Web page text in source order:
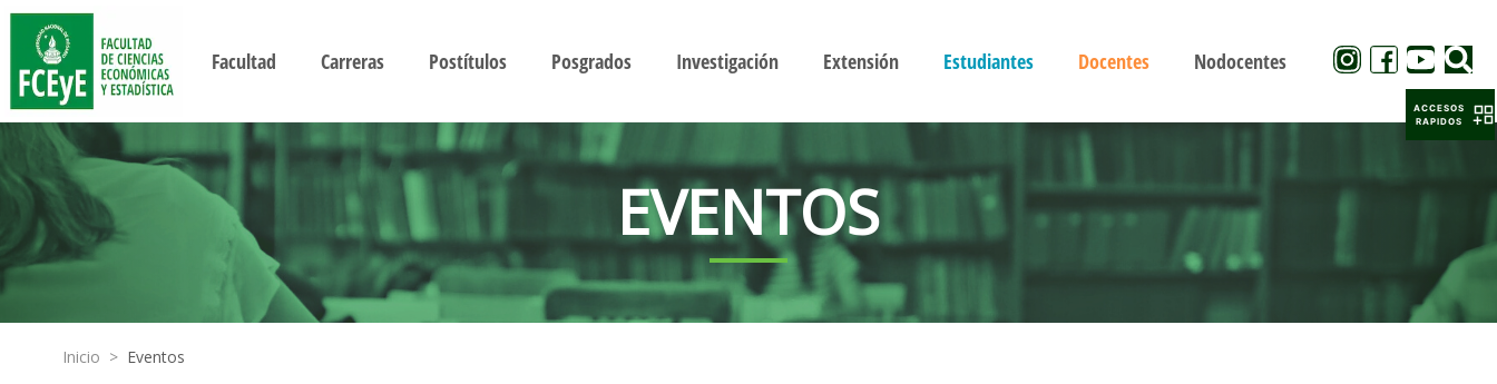
Facultad Carreras Postítulos Posgrados Investigación Extensión Estudiantes Docentes Nodocentes
EVENTOS
Inicio > Eventos
ACCESOS
RAPIDOS